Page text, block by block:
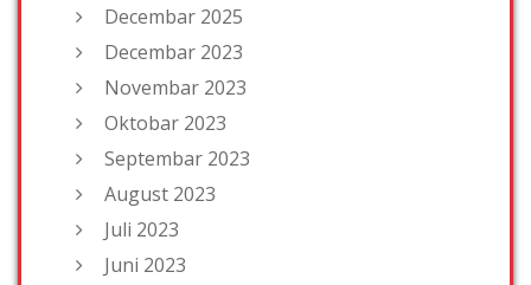
Decembar 2025
Decembar 2023
Novembar 2023
Oktobar 2023
Septembar 2023
August 2023
Juli 2023
Juni 2023